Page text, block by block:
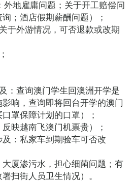
地雇庸问题；关于开工赔偿问
；酒店假期薪酬问题）；
于外游情况，可否退款或改期
：查询澳门学生回澳洲开学是
响，查询即将回台开学的澳门
罩保障计划的口罩）；
映越南飞澳门机票贵）；
：私家车到期验车可否改
厦渗污水，担心细菌问题；有
扫街人员卫生情况）。